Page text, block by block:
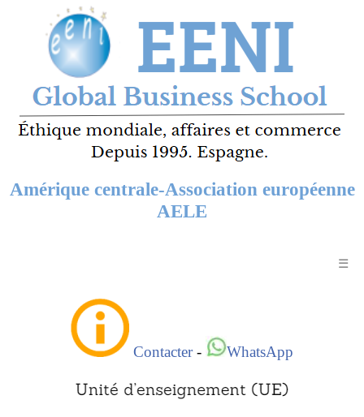
Amérique centrale-Association européenne
AELE
☰
Contacter- WhatsApp